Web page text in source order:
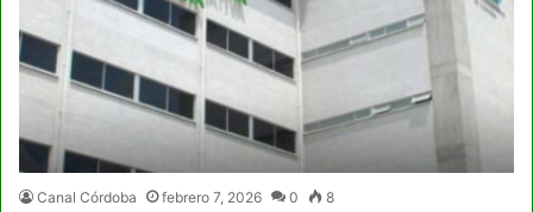
Canal Córdoba febrero 7, 2026 0 8